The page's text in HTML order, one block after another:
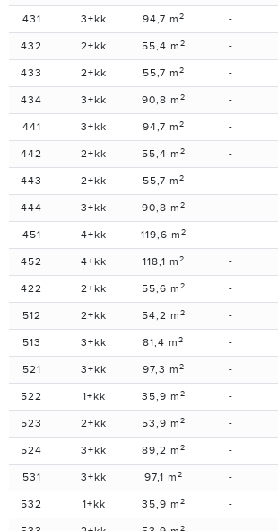
431 3+kk 94,7 m2 -
432 2+kk 55,4 m2 -
433 2+kk 55,7 m2 -
434 3+kk 90,8 m2 -
441 3+kk 94,7 m2 -
442 2+kk 55,4 m2 -
443 2+kk 55,7 m2 -
444 3+kk 90,8 m2 -
451 4+kk 119,6 m2 -
452 4+kk 118,1 m2 -
422 2+kk 55,6 m2 -
512 2+kk 54,2 m2 -
513 3+kk 81,4 m2 -
521 3+kk 97,3 m2 -
522 1+kk 35,9 m2 -
523 2+kk 53,9 m2 -
524 3+kk 89,2 m2 -
531 3+kk 97,1 m2 -
532 1+kk 35,9 m2 -
2